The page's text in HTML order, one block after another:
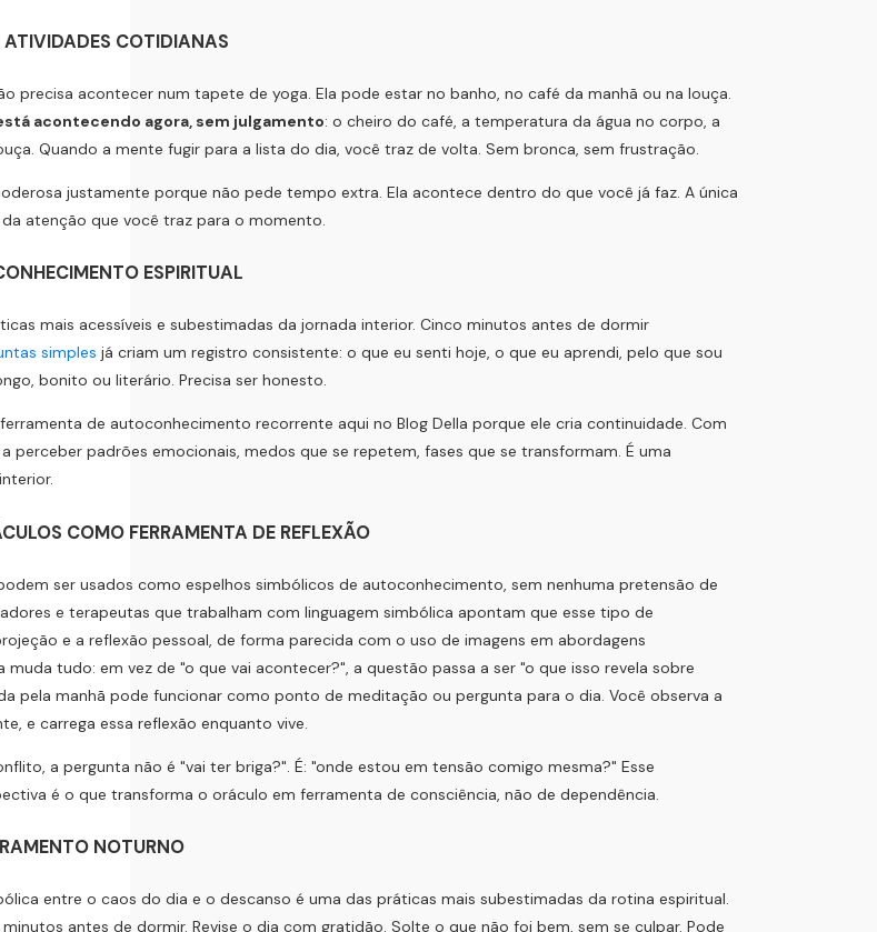
ATIVIDADES COTIDIANAS
precisa acontecer num tapete de yoga. Ela pode estar no banho, no café da manhã ou na louça.
acontecendo agora, sem julgamento: o cheiro do café, a temperatura da água no corpo, a
Quando a mente fugir para a lista do dia, você traz de volta. Sem bronca, sem frustração.
justamente porque não pede tempo extra. Ela acontece dentro do que você já faz. A única
atenção que você traz para o momento.
ESPIRITUAL
mais acessíveis e subestimadas da jornada interior. Cinco minutos antes de dormir
simples já criam um registro consistente: o que eu senti hoje, o que eu aprendi, pelo que sou
bonito ou literário. Precisa ser honesto.
de autoconhecimento recorrente aqui no Blog Della porque ele cria continuidade. Com
perceber padrões emocionais, medos que se repetem, fases que se transformam. É uma
COMO FERRAMENTA DE REFLEXÃO
ser usados como espelhos simbólicos de autoconhecimento, sem nenhuma pretensão de
e terapeutas que trabalham com linguagem simbólica apontam que esse tipo de
e a reflexão pessoal, de forma parecida com o uso de imagens em abordagens
muda tudo: em vez de "o que vai acontecer?", a questão passa a ser "o que isso revela sobre
pela manhã pode funcionar como ponto de meditação ou pergunta para o dia. Você observa a
e carrega essa reflexão enquanto vive.
a pergunta não é "vai ter briga?". É: "onde estou em tensão comigo mesma?" Esse
é o que transforma o oráculo em ferramenta de consciência, não de dependência.
NOTURNO
entre o caos do dia e o descanso é uma das práticas mais subestimadas da rotina espiritual.
minutos antes de dormir. Revise o dia com gratidão. Solte o que não foi bem, sem se culpar. Pode